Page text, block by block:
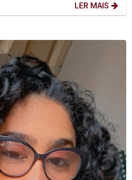
LER MAIS